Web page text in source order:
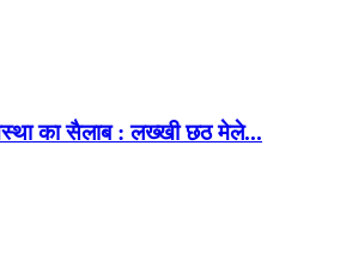
का सैलाब : लख्खी छठ मेले...